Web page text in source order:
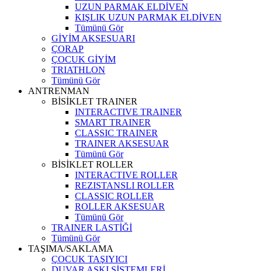
UZUN PARMAK ELDİVEN
KIŞLIK UZUN PARMAK ELDİVEN
Tümünü Gör
GİYİM AKSESUARI
ÇORAP
ÇOCUK GİYİM
TRIATHLON
Tümünü Gör
ANTRENMAN
BİSİKLET TRAINER
INTERACTIVE TRAINER
SMART TRAINER
CLASSIC TRAINER
TRAINER AKSESUAR
Tümünü Gör
BİSİKLET ROLLER
INTERACTIVE ROLLER
REZISTANSLI ROLLER
CLASSIC ROLLER
ROLLER AKSESUAR
Tümünü Gör
TRAINER LASTİĞİ
Tümünü Gör
TAŞIMA/SAKLAMA
ÇOCUK TAŞIYICI